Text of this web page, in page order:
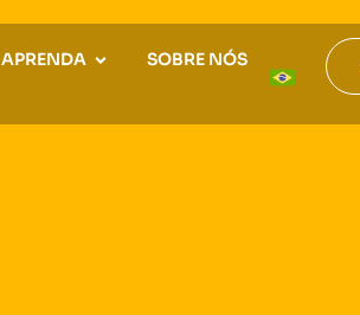
APRENDA SOBRE NÓS